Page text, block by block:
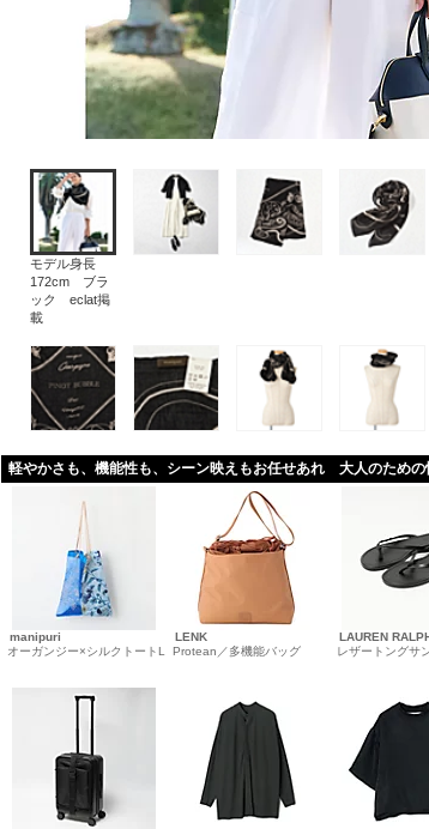
モデル身長
172cm ブラ
ック eclat掲
載
軽やかさも、機能性も、シーン映えもお任せあれ 大人のための
manipuri
オーガンジー×シルクトートL
LENK
Protean／多機能バッグ
LAUREN
レザートングサ